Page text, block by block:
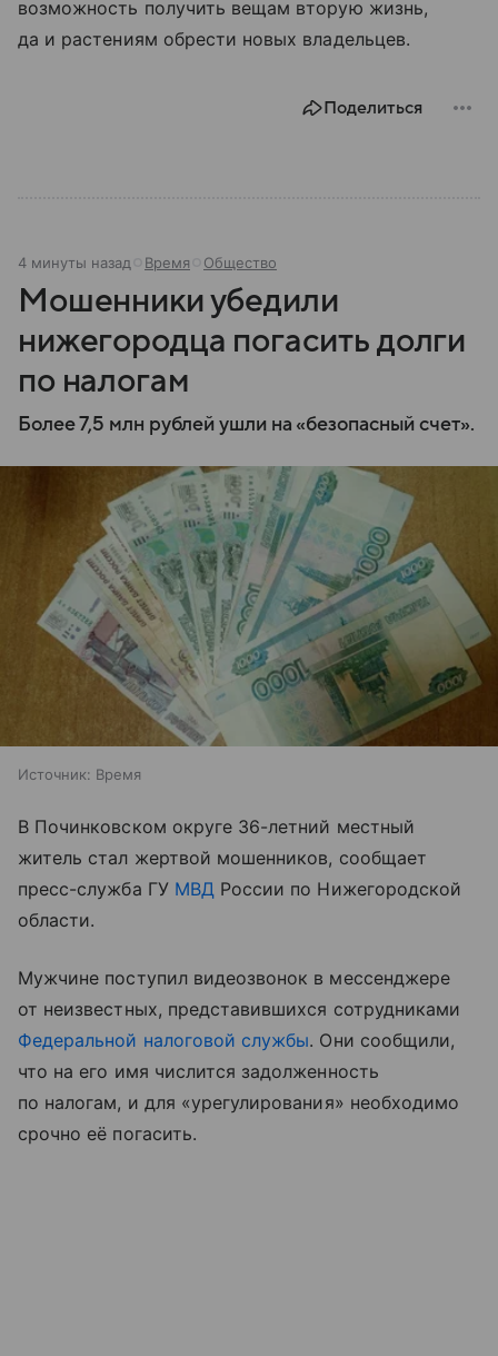
возможность получить вещам вторую жизнь,
да и растениям обрести новых владельцев.
Поделиться
4 минуты назад Время Общество
Мошенники убедили
нижегородца погасить долги
по налогам
Более 7,5 млн рублей ушли на «безопасный счет».
Источник: Время
В Починковском округе 36-летний местный
житель стал жертвой мошенников, сообщает
пресс-служба ГУ МВДРоссии по Нижегородской
области.
Мужчине поступил видеозвонок в мессенджере
от неизвестных, представившихся сотрудниками
Федеральной налоговой службы. Они сообщили,
что на его имя числится задолженность
по налогам, и для «урегулирования» необходимо
срочно её погасить.